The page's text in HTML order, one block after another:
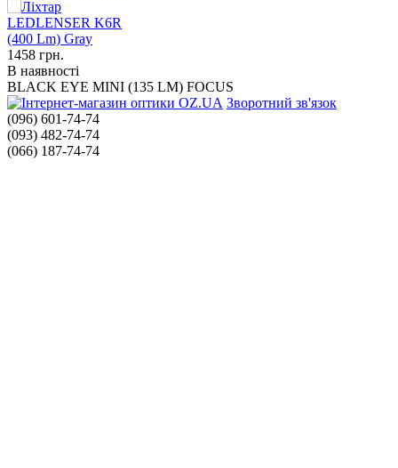
1458 грн.
В наявності
BLACK EYE MINI (135 LM) FOCUS
Зворотний зв'язок
(096) 601-74-74
(093) 482-74-74
(066) 187-74-74